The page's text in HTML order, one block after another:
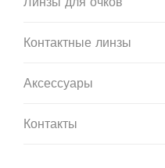
Линзы для очков
Контактные линзы
Аксессуары
Контакты